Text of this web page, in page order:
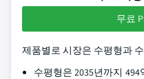
무료
제품별로 시장은 수평형과
수평형은 2035년까지